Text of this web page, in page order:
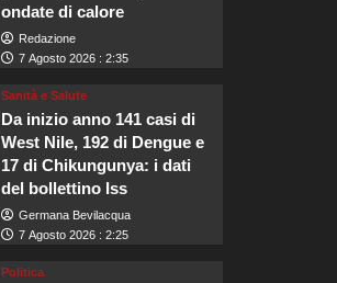
ondate di calore
Redazione
7 Agosto 2026 : 2:35
Sanità e Salute
Da inizio anno 141 casi di
West Nile, 192 di Dengue e
17 di Chikungunya: i dati
del bollettino Iss
Germana Bevilacqua
7 Agosto 2026 : 2:25
Politica